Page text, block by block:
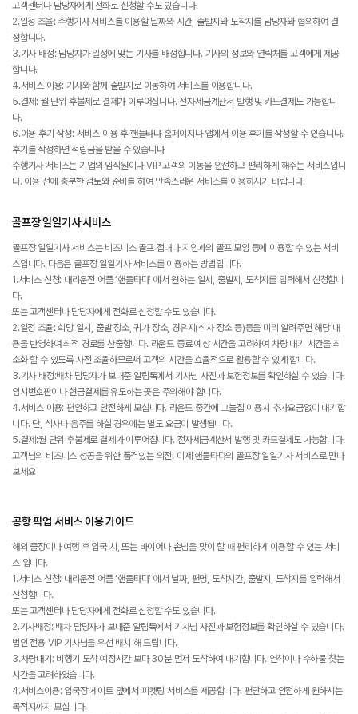
고객센터나 담당자에게 전화로 신청할 수도 있습니다.
2.일정 조율: 수행기사 서비스를 이용할 날짜와 시간, 출발지와 도착지를 담당자와 협의하여 결
정합니다.
3.기사 배정: 담당자가 일정에 맞는 기사를 배정합니다. 기사의 정보와 연락처를 고객에게 제공
합니다.
4.서비스 이용: 기사와 함께 출발지로 이동하여 서비스를 이용합니다.
5.결제: 월 단위 후불제로 결제가 이루어집니다. 전자세금계산서 발행 및 카드결제도 가능합니
다.
6.이용 후기 작성: 서비스 이용 후 핸들타다 홈페이지나 앱에서 이용 후기를 작성할 수 있습니다.
후기를 작성하면 적립금을 받을 수 있습니다.
수행기사 서비스는 기업의 임직원이나 VIP 고객의 이동을 안전하고 편리하게 해주는 서비스입니
다. 이용 전에 충분한 검토와 준비를 하여 만족스러운 서비스를 이용하시기 바랍니다.
골프장 일일기사 서비스
골프장 일일기사 서비스는 비즈니스 골프 접대나 지인과의 골프 모임 등에 이용할 수 있는 서비
스입니다. 다음은 골프장 일일기사 서비스를 이용하는 방법입니다.
1.서비스 신청: 대리운전 어플 ‘핸들타다’ 에서 원하는 일시, 출발지, 도착지를 입력해서 신청합니
다.
또는 고객센터나 담당자에게 전화로 신청할 수도 있습니다.
2.일정 조율: 희망 일시, 출발 장소, 귀가 장소, 경유지(식사 장소 등)등을 미리 알려주면 해당 내
용을 반영하여 최적 경로를 산출합니다. 라운드 종료 예상 시간을 고려하여 차량 대기 시간을 최
소화 할 수 있도록 사전 조율하므로써 고객의 시간을 효율적으로 활용할 수 있게 합니다.
3.기사 배정:배차 담당자가 보내준 알림톡에서 기사님 사진과 보험정보를 확인하실 수 있습니다.
임시번호판이나 현금결제를 유도하는 곳은 주의해야 합니다.
4.서비스 이용: 편안하고 안전하게 모십니다. 라운드 중간에 그늘집 이용시 추가요금없이 대기합
니다. 단, 식사나 음주를 하실 경우에는 별도 요금이 발생됩니다.
5.결제:월 단위 후불제로 결제가 이루어집니다. 전자세금계산서 발행 및 카드결제도 가능합니다.
고객님의 비즈니스 성공을 위한 품격있는 의전! 이제 핸들타다의 골프장 일일기사 서비스로 만나
보세요
공항 픽업 서비스 이용 가이드
해외 출장이나 여행 후 입국 시, 또는 바이어나 손님을 맞이 할 때 편리하게 이용할 수 있는 서비
스 입니다.
1.서비스 신청: 대리운전 어플 ‘핸들타다’ 에서 날짜, 편명, 도착시간, 출발지, 도착지를 입력해서
신청합니다.
또는 고객센터나 담당자에게 전화로 신청할 수도 있습니다.
2.기사배정: 배차 담당자가 보내준 알림톡에서 기사님 사진과 보험정보를 확인하실 수 있습니다.
법인 전용 VIP 기사님을 우선 배치 해 드립니다.
3.차량대기: 비행기 도착 예정시간 보다 30분 먼저 도착하여 대기합니다. 연착이나 수하물 찾는
시간을 고려하였습니다.
4.서비스이용: 입국장 게이트 앞에서 피켓팅 서비스를 제공합니다. 편안하고 안전하게 원하시는
목적지까지 모십니다.